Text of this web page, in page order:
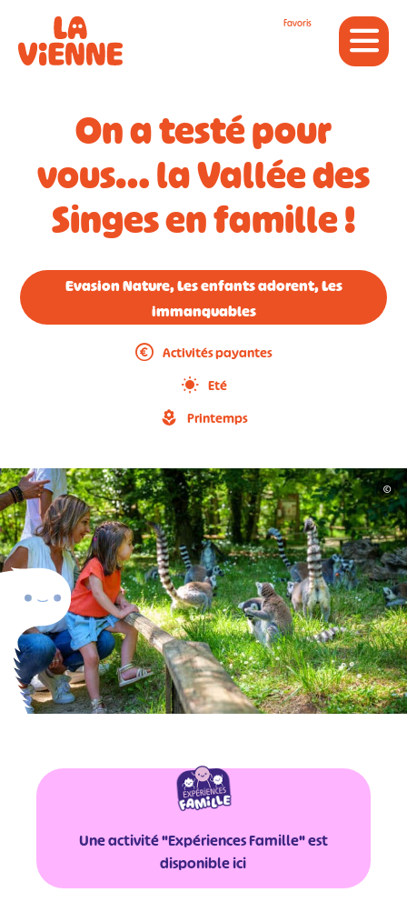
Favoris
On a testé pour
vous… la Vallée des
Singes en famille !
Evasion Nature, Les enfants adorent, Les
immanquables
Activités payantes
Eté
Printemps
©
Une activité "Expériences Famille" est
disponible ici